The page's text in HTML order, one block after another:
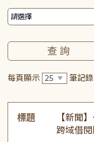
每頁顯示 筆記錄
標題
【新聞
跨域借